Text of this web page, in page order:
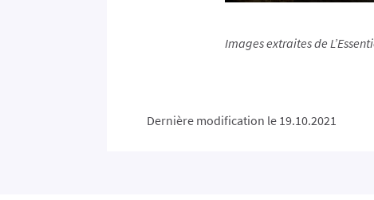
Images extraites de
Dernière modification le 19.10.2021